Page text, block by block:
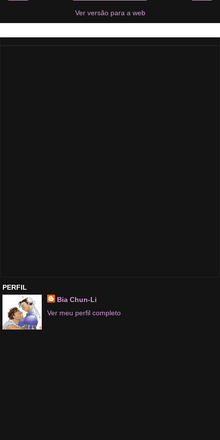
Ver versão para a web
PERFIL
Bia Chun-Li
Ver meu perfil completo